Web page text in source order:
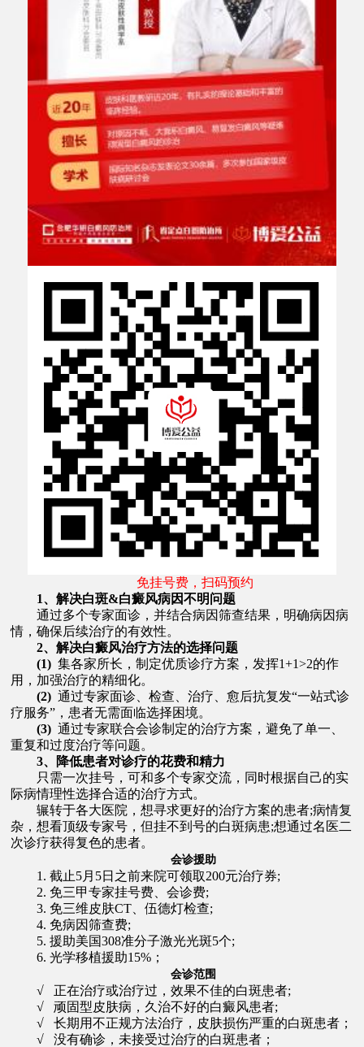
免挂号费，扫码预约
1、解决白斑&白癜风病因不明问题
通过多个专家面诊，并结合病因筛查结果，明确病因病
情，确保后续治疗的有效性。
2、解决白癜风治疗方法的选择问题
(1) 集各家所长，制定优质诊疗方案，发挥1+1>2的作
用，加强治疗的精细化。
(2) 通过专家面诊、检查、治疗、愈后抗复发“一站式诊
疗服务”，患者无需面临选择困境。
(3) 通过专家联合会诊制定的治疗方案，避免了单一、
重复和过度治疗等问题。
3、降低患者对诊疗的花费和精力
只需一次挂号，可和多个专家交流，同时根据自己的实
际病情理性选择合适的治疗方式。
辗转于各大医院，想寻求更好的治疗方案的患者;病情复
杂，想看顶级专家号，但挂不到号的白斑病患;想通过名医二
次诊疗获得复色的患者。
会诊援助
1. 截止5月5日之前来院可领取200元治疗券;
2. 免三甲专家挂号费、会诊费;
3. 免三维皮肤CT、伍德灯检查;
4. 免病因筛查费;
5. 援助美国308准分子激光光斑5个;
6. 光学移植援助15%；
会诊范围
√ 正在治疗或治疗过，效果不佳的白斑患者;
√ 顽固型皮肤病，久治不好的白癜风患者;
√ 长期用不正规方法治疗，皮肤损伤严重的白斑患者；
√ 没有确诊，未接受过治疗的白斑患者；